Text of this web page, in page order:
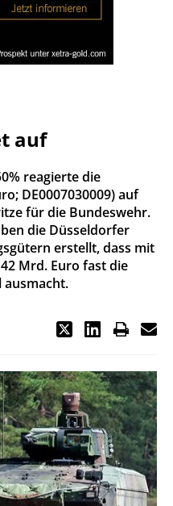
auf
reagierte die
DE0007030009) auf
für die Bundeswehr.
die Düsseldorfer
erstellt, dass mit
Mrd. Euro fast die
ausmacht.